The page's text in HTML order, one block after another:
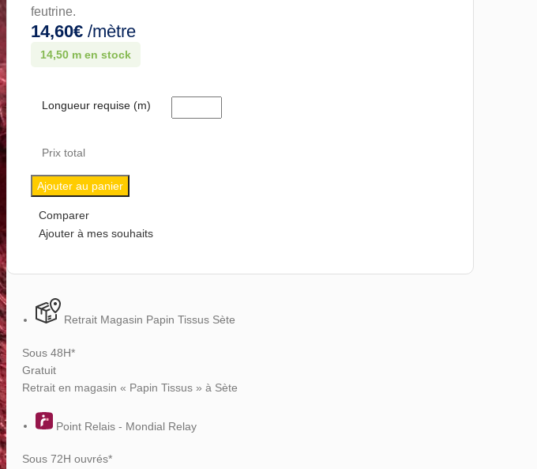
feutrine.
14,60€ /mètre
14,50 m en stock
Longueur requise (m)
Prix total
Ajouter au panier
Comparer
Ajouter à mes souhaits
Retrait Magasin Papin Tissus Sète
Sous 48H*
Gratuit
Retrait en magasin « Papin Tissus » à Sète
Point Relais - Mondial Relay
Sous 72H ouvrés*